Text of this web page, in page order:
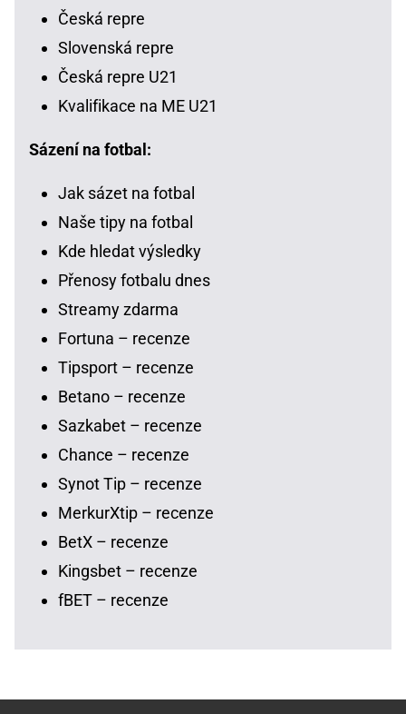
Česká repre
Slovenská repre
Česká repre U21
Kvalifikace na ME U21
Sázení na fotbal:
Jak sázet na fotbal
Naše tipy na fotbal
Kde hledat výsledky
Přenosy fotbalu dnes
Streamy zdarma
Fortuna – recenze
Tipsport – recenze
Betano – recenze
Sazkabet – recenze
Chance – recenze
Synot Tip – recenze
MerkurXtip – recenze
BetX – recenze
Kingsbet – recenze
fBET – recenze